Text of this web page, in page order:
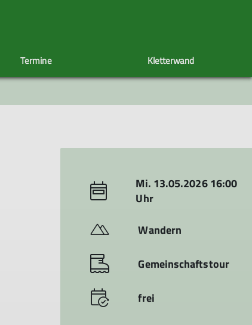
Radlergruppe
Spieletreff Wintergruppe
CRASHCAST
Sektionsheft
Termine Kletterwand
Mi. 13.05.2026 16:00
Uhr
Wandern
Gemeinschaftstour
frei